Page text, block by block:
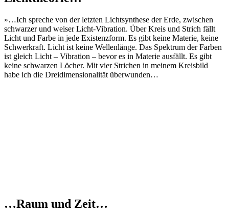
»…Ich spreche von der letzten Lichtsynthese der Erde, zwischen
schwarzer und weiser Licht-Vibration. Über Kreis und Strich fällt
Licht und Farbe in jede Existenzform. Es gibt keine Materie, keine
Schwerkraft. Licht ist keine Wellenlänge. Das Spektrum der Farben
ist gleich Licht – Vibration – bevor es in Materie ausfällt. Es gibt
keine schwarzen Löcher. Mit vier Strichen in meinem Kreisbild
habe ich die Dreidimensionalität überwunden…
…Raum und Zeit…